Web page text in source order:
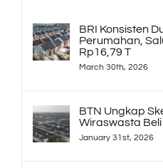
BRI Konsisten
Perumahan,
Rp16,79 T
March 30th, 2026
BTN Ungkap
Wiraswasta
January 31st, 2026